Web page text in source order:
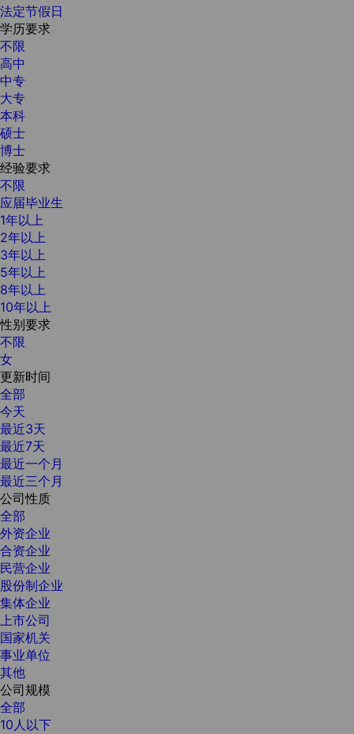
法定节假日
学历要求
不限
高中
中专
大专
本科
硕士
博士
经验要求
不限
应届毕业生
1年以上
2年以上
3年以上
5年以上
8年以上
10年以上
性别要求
不限
女
更新时间
全部
今天
最近3天
最近7天
最近一个月
最近三个月
公司性质
全部
外资企业
合资企业
民营企业
股份制企业
集体企业
上市公司
国家机关
事业单位
其他
公司规模
全部
10人以下